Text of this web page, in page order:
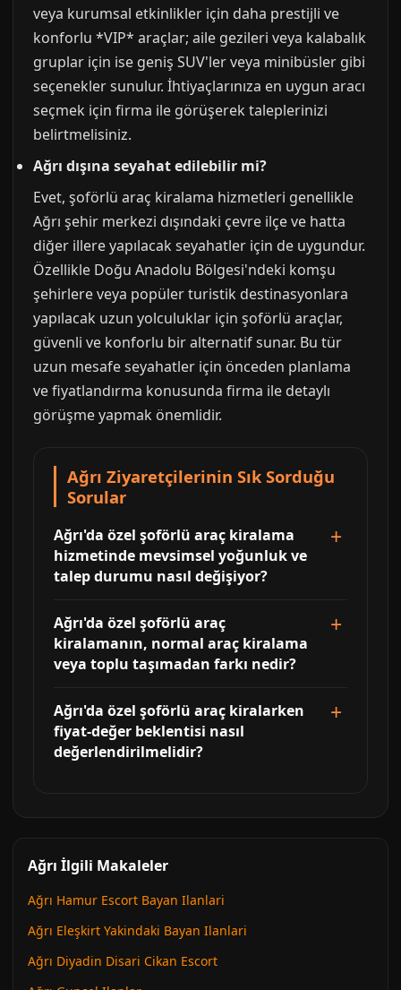
veya kurumsal etkinlikler için daha prestijli ve
konforlu *VIP* araçlar; aile gezileri veya kalabalık
gruplar için ise geniş SUV'ler veya minibüsler gibi
seçenekler sunulur. İhtiyaçlarınıza en uygun aracı
seçmek için firma ile görüşerek taleplerinizi
belirtmelisiniz.
Ağrı dışına seyahat edilebilir mi?
Evet, şoförlü araç kiralama hizmetleri genellikle
Ağrı şehir merkezi dışındaki çevre ilçe ve hatta
diğer illere yapılacak seyahatler için de uygundur.
Özellikle Doğu Anadolu Bölgesi'ndeki komşu
şehirlere veya popüler turistik destinasyonlara
yapılacak uzun yolculuklar için şoförlü araçlar,
güvenli ve konforlu bir alternatif sunar. Bu tür
uzun mesafe seyahatler için önceden planlama
ve fiyatlandırma konusunda firma ile detaylı
görüşme yapmak önemlidir.
Ağrı Ziyaretçilerinin Sık Sorduğu
Sorular
Ağrı'da özel şoförlü araç kiralama
hizmetinde mevsimsel yoğunluk ve
talep durumu nasıl değişiyor?
Ağrı'da özel şoförlü araç
kiralamanın, normal araç kiralama
veya toplu taşımadan farkı nedir?
Ağrı'da özel şoförlü araç kiralarken
fiyat-değer beklentisi nasıl
değerlendirilmelidir?
Ağrı İlgili Makaleler
Ağrı Hamur Escort Bayan Ilanlari
Ağrı Eleşkirt Yakindaki Bayan Ilanlari
Ağrı Diyadin Disari Cikan Escort